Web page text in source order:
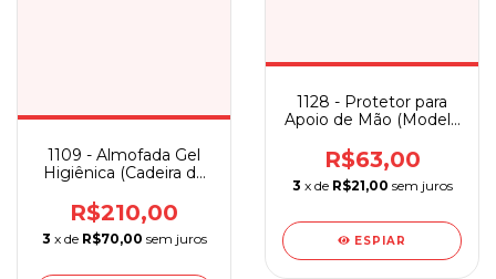
1109 - Almofada Gel
Higiênica (Cadeira de
R$210,00
3 x de R$70,00 sem juros
1128 - Protetor para
Apoio de Mão (Modelo
R$63,00
3 x de R$21,00 sem juros
ESPIAR